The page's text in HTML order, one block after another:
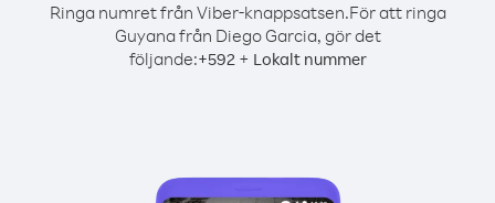
Ringa numret från Viber-knappsatsen.För att ringa
Guyana från Diego Garcia, gör det
följande:+592+ Lokalt nummer